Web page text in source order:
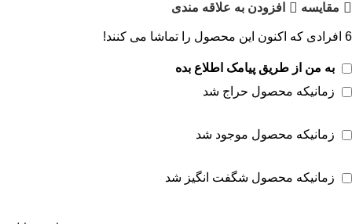
مقايسه افزودن به علاقه مندی
6 افرادی که اکنون این محصول را تماشا می کنند!
به من از طریق پیامک اطلاع بده
زمانیکه محصول حراج شد
زمانیکه محصول موجود شد
زمانیکه محصول شگفت انگیز شد